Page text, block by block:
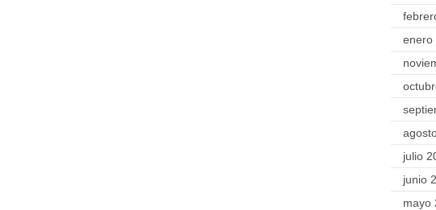
enero
julio
junio
mayo